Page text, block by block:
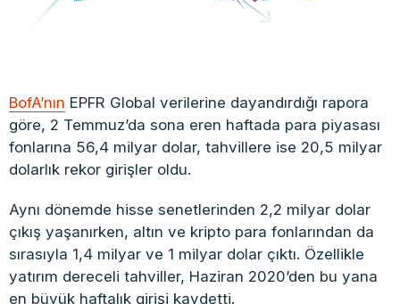
BofA’nın EPFR Global verilerine dayandırdığı rapora
göre, 2 Temmuz’da sona eren haftada para piyasası
fonlarına 56,4 milyar dolar, tahvillere ise 20,5 milyar
dolarlık rekor girişler oldu.
Aynı dönemde hisse senetlerinden 2,2 milyar dolar
çıkış yaşanırken, altın ve kripto para fonlarından da
sırasıyla 1,4 milyar ve 1 milyar dolar çıktı. Özellikle
yatırım dereceli tahviller, Haziran 2020’den bu yana
en büyük haftalık girişi kaydetti.